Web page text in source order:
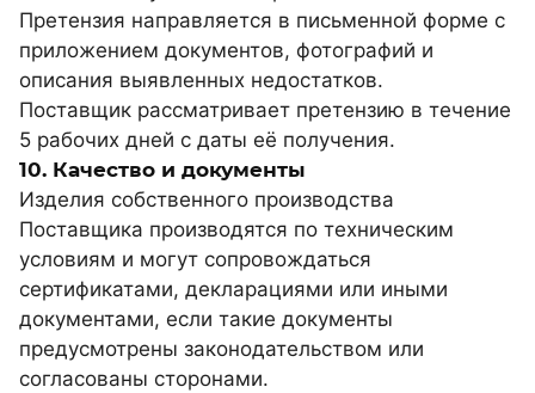
Претензия направляется в письменной форме с
приложением документов, фотографий и
описания выявленных недостатков.
Поставщик рассматривает претензию в течение
5 рабочих дней с даты её получения.
10. Качество и документы
Изделия собственного производства
Поставщика производятся по техническим
условиям и могут сопровождаться
сертификатами, декларациями или иными
документами, если такие документы
предусмотрены законодательством или
согласованы сторонами.